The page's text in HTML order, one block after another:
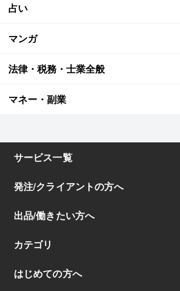
占い
マンガ
法律・税務・士業全般
マネー・副業